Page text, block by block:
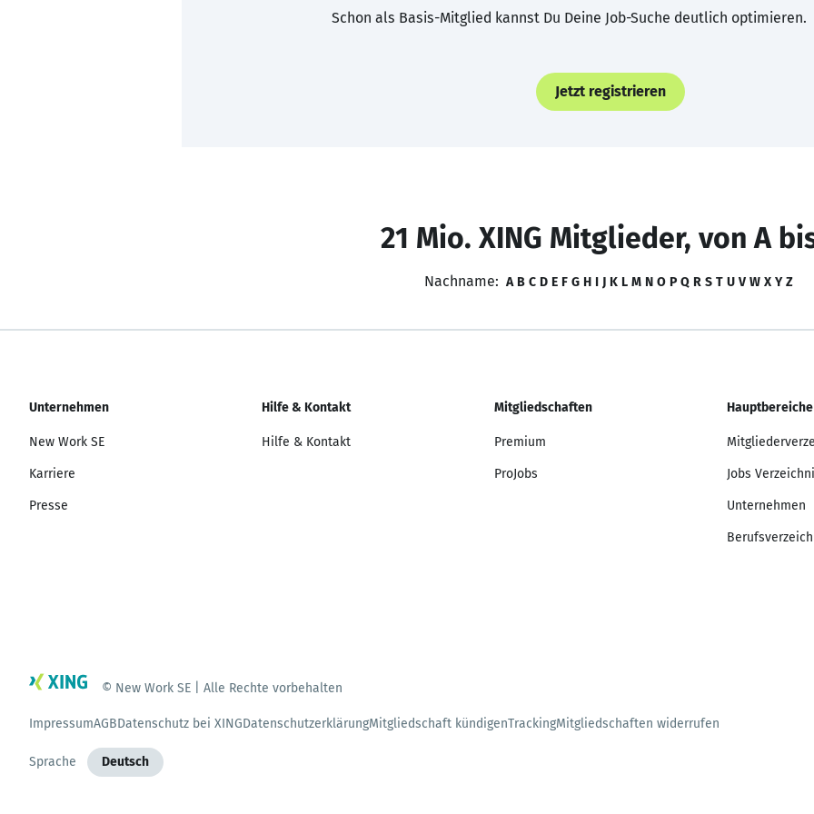
Schon als Basis-Mitglied kannst Du Deine Job-Suche deutlich optimieren.
Jetzt registrieren
21 Mio. XING Mitglieder, von A
Nachname: A B C D E F G H I J K L M N O P Q R S T U V W X Y Z
Unternehmen
New Work SE
Karriere
Presse
Hilfe & Kontakt
Hilfe & Kontakt
Mitgliedschaften
Premium
ProJobs
Hauptbereiche
Jobs
Unternehmen
© New Work SE | Alle Rechte vorbehalten
ImpressumAGBDatenschutz bei XINGDatenschutzerklärungMitgliedschaft kündigenTrackingMitgliedschaften widerrufen
Sprache Deutsch